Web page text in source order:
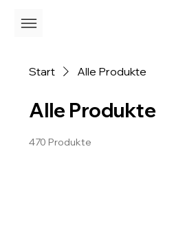
Start Alle Produkte
Alle Produkte
470 Produkte